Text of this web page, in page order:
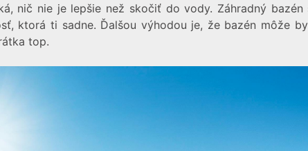
nič nie je lepšie než skočiť do vody. Záhradný
ktorá ti sadne. Ďalšou výhodou je, že bazén môže
top.